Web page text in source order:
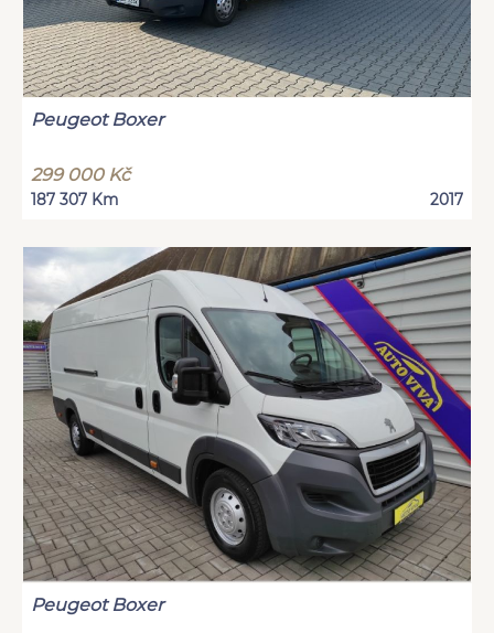
Peugeot Boxer
299 000 Kč
187 307 Km 2017
Peugeot Boxer